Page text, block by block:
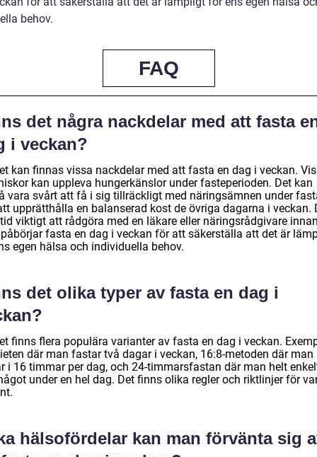
behov.
FAQ
det några nackdelar med att fasta
i veckan?
kan finnas vissa nackdelar med att fasta en dag i veckan.
kan uppleva hungerkänslor under fasteperioden. Det kan
vara svårt att få i sig tillräckligt med näringsämnen under
upprätthålla en balanserad kost de övriga dagarna i veckan.
viktigt att rådgöra med en läkare eller näringsrådgivare
fasta en dag i veckan för att säkerställa att det är
egen hälsa och individuella behov.
det olika typer av fasta en dag i
finns flera populära varianter av fasta en dag i veckan.
där man fastar två dagar i veckan, 16:8-metoden där man
i 16 timmar per dag, och 24-timmarsfastan där man helt
under en hel dag. Det finns olika regler och riktlinjer för
hälsofördelar kan man förvänta sig